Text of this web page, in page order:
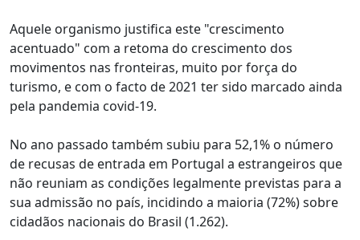
Aquele organismo justifica este "crescimento
acentuado" com a retoma do crescimento dos
movimentos nas fronteiras, muito por força do
turismo, e com o facto de 2021 ter sido marcado ainda
pela pandemia covid-19.
No ano passado também subiu para 52,1% o número
de recusas de entrada em Portugal a estrangeiros que
não reuniam as condições legalmente previstas para a
sua admissão no país, incidindo a maioria (72%) sobre
cidadãos nacionais do Brasil (1.262).